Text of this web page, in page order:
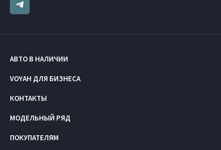
АВТО В НАЛИЧИИ
VOYAH ДЛЯ БИЗНЕСА
КОНТАКТЫ
МОДЕЛЬНЫЙ РЯД
ПОКУПАТЕЛЯМ